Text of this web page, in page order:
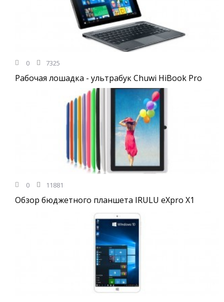
0 7325
Рабочая лошадка - ультрабук Chuwi HiBook Pro
0 11881
Обзор бюджетного планшета IRULU eXpro X1